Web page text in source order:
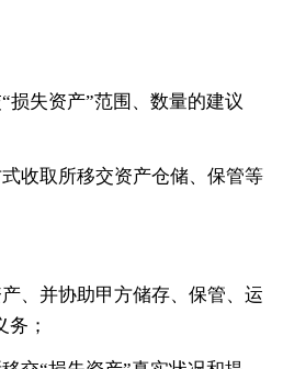
损失资产”范围、数量的建议
收取所移交资产仓储、保管等
、并协助甲方储存、保管、运
；